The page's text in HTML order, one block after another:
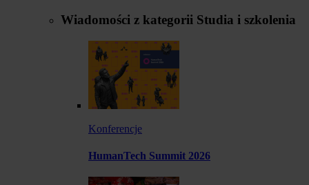
Wiadomości z kategorii Studia i szkolenia
Konferencje
HumanTech Summit 2026